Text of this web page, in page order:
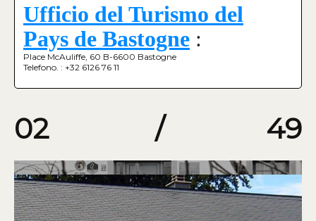
Ufficio del Turismo del
Pays de Bastogne :
Place McAuliffe, 60 B-6600 Bastogne
Telefono. : +32 6126 76 11
02 / 49